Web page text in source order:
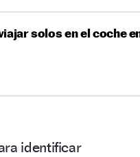
solos en el coche
identificar